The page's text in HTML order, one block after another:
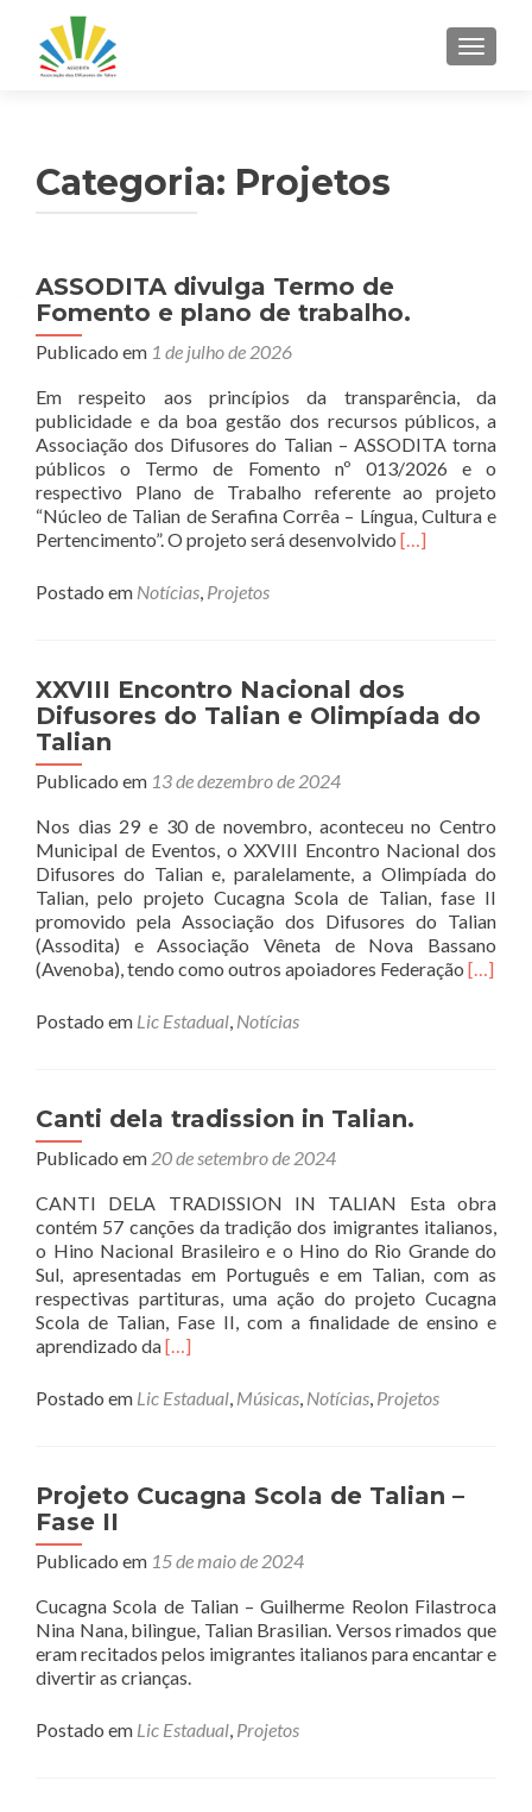
Categoria: Projetos
ASSODITA divulga Termo de
Fomento e plano de trabalho.
Publicado em 1 de julho de 2026
Em respeito aos princípios da transparência, da
publicidade e da boa gestão dos recursos públicos, a
Associação dos Difusores do Talian – ASSODITA torna
públicos o Termo de Fomento nº 013/2026 e o
respectivo Plano de Trabalho referente ao projeto
“Núcleo de Talian de Serafina Corrêa – Língua, Cultura e
Pertencimento”. O projeto será desenvolvido Read
de
Fomento
e
[…]
Postado em Notícias, Projetos
XXVIII Encontro Nacional dos
Difusores do Talian e Olimpíada do
Talian
Publicado em 13 de dezembro de 2024
Nos dias 29 e 30 de novembro, aconteceu no Centro
Municipal de Eventos, o XXVIII Encontro Nacional dos
Difusores do Talian e, paralelamente, a Olimpíada do
Talian, pelo projeto Cucagna Scola de Talian, fase II
promovido pela Associação dos Difusores do Talian
(Assodita) e Associação Vêneta de Nova Bassano
(Avenoba), tendo como outros apoiadores Federação Read
e
do
Talian
[…]
Postado em Lic Estadual, Notícias
Canti dela tradission in Talian.
Publicado em 20 de setembro de 2024
CANTI DELA TRADISSION IN TALIAN Esta obra
contém 57 canções da tradição dos imigrantes italianos,
o Hino Nacional Brasileiro e o Hino do Rio Grande do
Sul, apresentadas em Português e em Talian, com as
respectivas partituras, uma ação do projeto Cucagna
Scola de Talian, Fase II, com a finalidade de ensino e
aprendizado daRead
about
in
Talian.
[…]
Postado em Lic Estadual, Músicas, Notícias, Projetos
Projeto Cucagna Scola de Talian –
Fase II
Publicado em 15 de maio de 2024
Cucagna Scola de Talian – Guilherme Reolon Filastroca
Nina Nana, bilìngue, Talian Brasilian. Versos rimados que
eram recitados pelos imigrantes italianos para encantar e
divertir as crianças.
Postado em Lic Estadual, Projetos
Navegação
por